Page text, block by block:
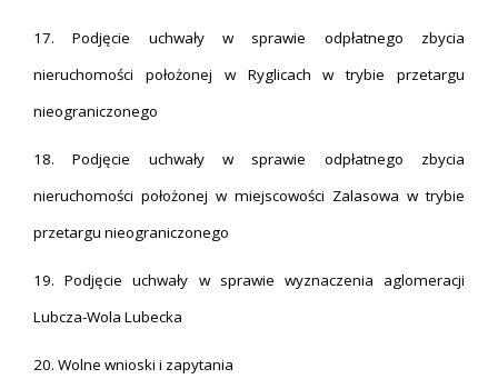
17. Podjęcie uchwały w sprawie odpłatnego zbycia
nieruchomości położonej w Ryglicach w trybie przetargu
nieograniczonego
18. Podjęcie uchwały w sprawie odpłatnego zbycia
nieruchomości położonej w miejscowości Zalasowa w trybie
przetargu nieograniczonego
19. Podjęcie uchwały w sprawie wyznaczenia aglomeracji
Lubcza-Wola Lubecka
20. Wolne wnioski i zapytania